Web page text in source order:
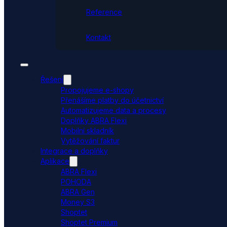
Reference
Kontakt
Řešení
Propojujeme e-shopy
Přenášíme platby do účetnictví
Automatizujeme data a procesy
Doplňky ABRA Flexi
Mobilní skladník
Vytěžování faktur
Integrace a doplňky
Aplikace
ABRA Flexi
POHODA
ABRA Gen
Money S3
Shoptet
Shoptet Premium